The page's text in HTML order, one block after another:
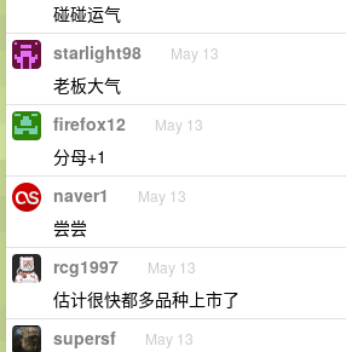
碰碰运气
starlight98 May 13
老板大气
firefox12 May 13
分母+1
naver1 May 13
尝尝
rcg1997 May 13
估计很快都多品种上市了
supersf May 13